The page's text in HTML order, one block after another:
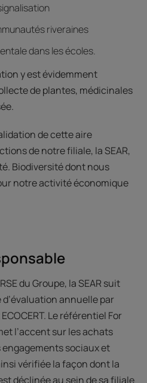
riveraines
dans les écoles.
y est évidemment
de plantes, médicinales
de cette aire
de notre filiale, la SEAR,
Biodiversité dont nous
notre activité économique
du Groupe, la SEAR suit
annuelle par
Le référentiel For
l’accent sur les achats
engagements sociaux et
vérifiée la façon dont la
déclinée au sein de sa filiale